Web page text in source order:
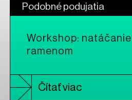
Podobné podujatia
Workshop:
ramenom
Čítať viac